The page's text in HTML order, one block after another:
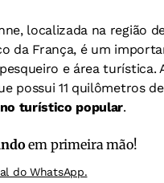
localizada na região
da França, é um
e área turística.
possui 11 quilômetros
turístico popular.
em primeira mão!
do WhatsApp.